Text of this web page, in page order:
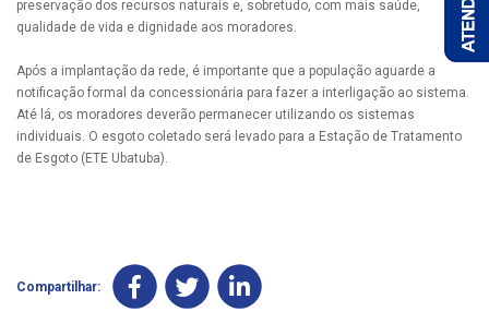
preservação dos recursos naturais e, sobretudo, com mais saúde,
qualidade de vida e dignidade aos moradores.
Após a implantação da rede, é importante que a população aguarde a
notificação formal da concessionária para fazer a interligação ao sistema.
Até lá, os moradores deverão permanecer utilizando os sistemas
individuais. O esgoto coletado será levado para a Estação de Tratamento
de Esgoto (ETE Ubatuba).
Compartilhar: